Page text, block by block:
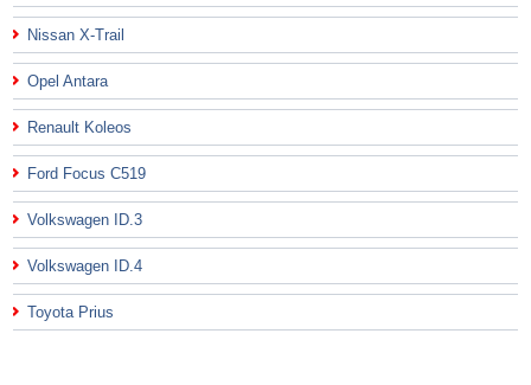
Nissan X-Trail
Opel Antara
Renault Koleos
Ford Focus C519
Volkswagen ID.3
Volkswagen ID.4
Toyota Prius